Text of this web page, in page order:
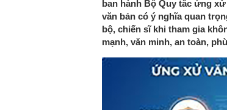
ban hành Bộ Quy tắc ứng
văn bản có ý nghĩa quan
bộ, chiến sĩ khi tham gia
mạnh, văn minh, an toàn,